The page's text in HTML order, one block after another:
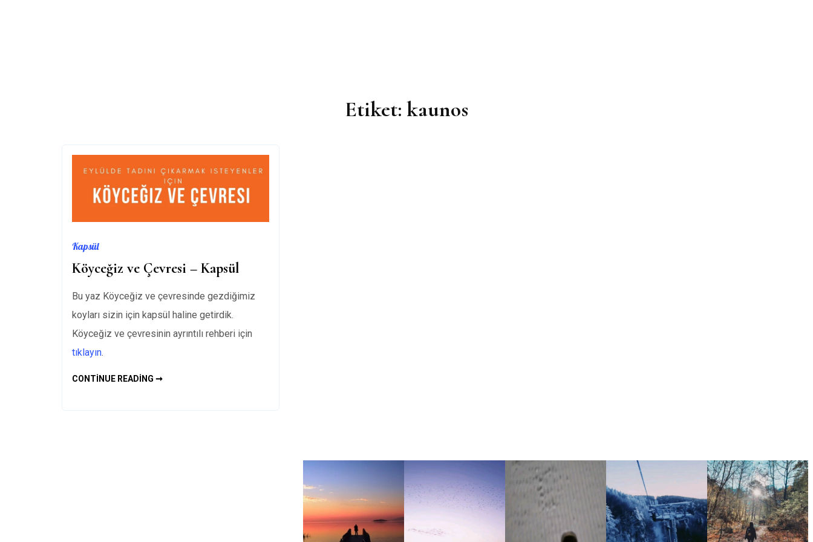
Etiket: kaunos
Kapsül
Köyceğiz ve Çevresi – Kapsül
Bu yaz Köyceğiz ve çevresinde gezdiğimiz
koyları sizin için kapsül haline getirdik.
Köyceğiz ve çevresinin ayrıntılı rehberi için
tıklayın.
CONTINUE READING ➞KÖYCEĞIZ